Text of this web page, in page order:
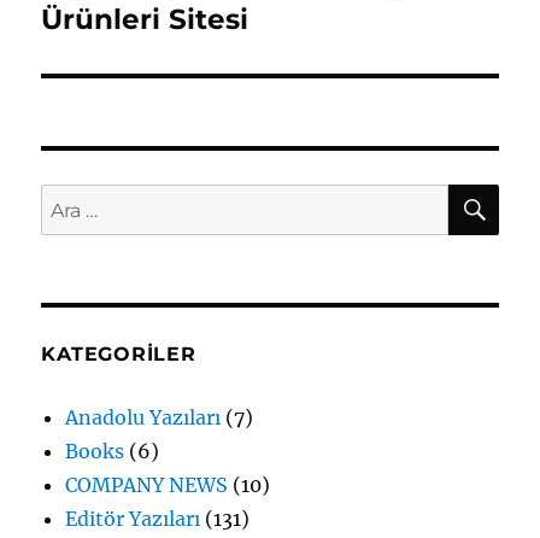
Ürünleri Sitesi
Ara:
KATEGORILER
Anadolu Yazıları (7)
Books (6)
COMPANY NEWS (10)
Editör Yazıları (131)